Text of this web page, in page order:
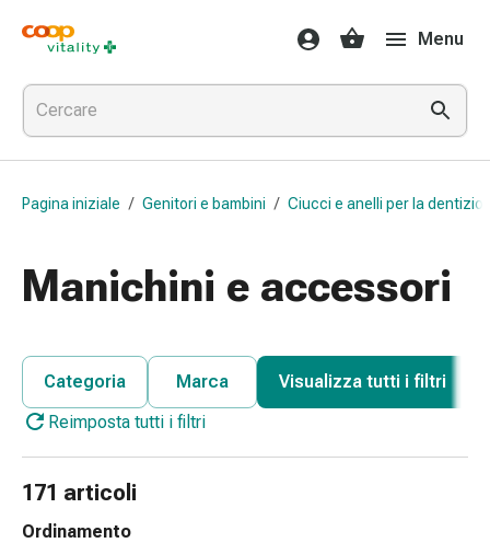
Farmaci
e
salute
Influenza
e
raffreddore
per
gola
Farmaci
raffreddore
gola
Tosse
Menu
Pagina iniziale / Genitori e bambini / Ciucci e anelli per la
Manichini e accessori
Categoria Marca
Visualizza tutti i filtri
Reimposta tutti i filtri
171 articoli
Ordinamento